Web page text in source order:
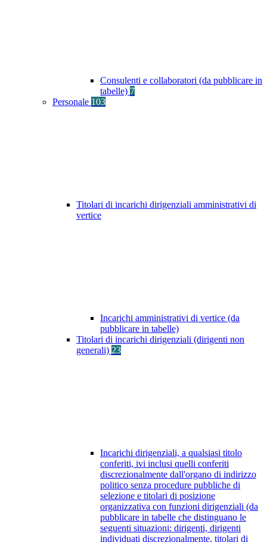
Consulenti e collaboratori (da pubblicare in
tabelle) 7
Personale 103
Titolari di incarichi dirigenziali amministrativi di
vertice
Incarichi amministrativi di vertice (da
pubblicare in tabelle)
Titolari di incarichi dirigenziali (dirigenti non
generali) 23
Incarichi dirigenziali, a qualsiasi titolo
conferiti, ivi inclusi quelli conferiti
discrezionalmente dall'organo di indirizzo
politico senza procedure pubbliche di
selezione e titolari di posizione
organizzativa con funzioni dirigenziali (da
pubblicare in tabelle che distinguano le
seguenti situazioni: dirigenti, dirigenti
individuati discrezionalmente, titolari di